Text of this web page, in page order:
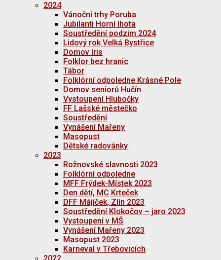
2024
Vánoční trhy Poruba
Jubilanti Horní lhota
Soustředění podzim 2024
Lidový rok Velká Bystřice
Domov Iris
Folklor bez hranic
Tábor
Folklórní odpoledne Krásné Pole
Domov seniorů Hučín
Vystoupení Hlubočky
FF Lašské městečko
Soustředění
Vynášení Mařeny
Masopust
Dětské radovánky
2023
Rožnovské slavnosti 2023
Folklórní odpoledne
MFF Frýdek-Místek 2023
Den dětí, MC Krteček
DFF Májíček, Zlín 2023
Soustředění Klokočov – jaro 2023
Vystoupení v MŠ
Vynášení Mařeny 2023
Masopust 2023
Karneval v Třebovicích